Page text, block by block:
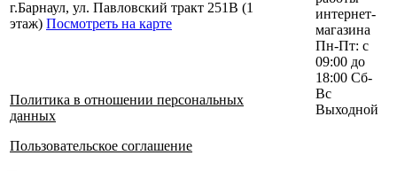
г.Барнаул, ул. Павловский тракт 251В (1
этаж) Посмотреть на карте
Политика в отношении персональных
данных
Пользовательское соглашение
интернет-
магазина
Пн-Пт: с
09:00 до
18:00 Сб-
Вс
Выходной